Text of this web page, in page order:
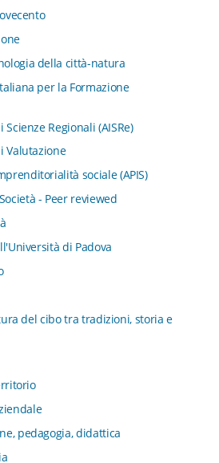
della città-natura
per la Formazione
Regionali (AISRe)
Valutazione
sociale (APIS)
- Peer reviewed
di Padova
del cibo tra tradizioni, storia e
di Scienze Aziendali, Management
di Bologna
pedagogia, didattica